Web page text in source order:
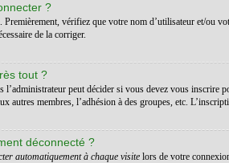
?
vérifiez que votre nom d’utilisateur et/ou
de la corriger.
tout ?
l’administrateur peut décider si vous devez vous
autres membres, l’adhésion à des groupes, etc.
déconnecté ?
automatiquement à chaque visite lors de votre